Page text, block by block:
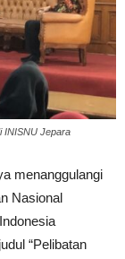
INISNU Jepara
menanggulangi
Nasional
“Pelibatan